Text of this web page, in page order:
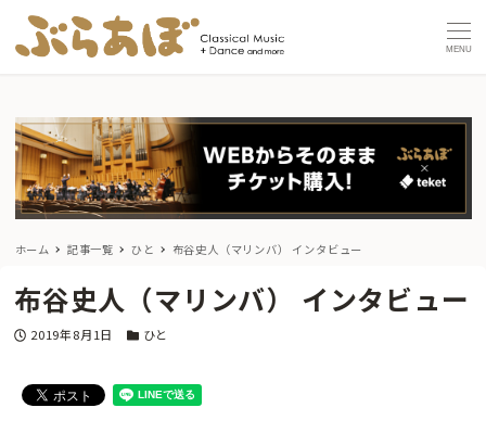
MENU
ホーム 記事一覧 ひと 布谷史人（マリンバ） インタビュー
布谷史人（マリンバ） インタビュー
投稿日
2019年8月1日 カテゴリー
ひと